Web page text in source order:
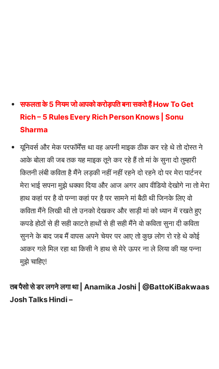
सफलता के 5 नियम जो आपको करोड़पति बना सकते हैं How To Get
Rich – 5 Rules Every Rich Person Knows | Sonu
Sharma
यूनिवर्स और मेक परफॉर्मेंस था वह अपनी माइक ठीक कर रहे थे तो दोस्त ने
आके बोला की जब तक यह माइक तूने कर रहे हैं तो मां के सुना दो तुम्हारी
कितनी लंबी कविता है मैंने लड़की नहीं नहीं रहने दो रहने दो पर मेरा पार्टनर
मेरा भाई सपना मुझे धक्का दिया और आज अगर आप वीडियो देखोगे ना तो मेरा
हाथ कहां पर है वो पन्ना कहां पर है पर सामने मां बैठी थी जिनके लिए वो
कविता मैंने लिखी थी तो उनको देखकर और साड़ी मां को ध्यान में रखते हुए
कपडे होठों से ही सही काटते हाथों से ही सही मैंने वो कविता सुना दी कविता
सुनने के बाद जब मैं वापस अपने चेयर पर आए तो कुछ लोग रो रहे थे कोई
आकर गले मिल रहा था किसी ने हाथ से मेरे ऊपर ना ले लिया की यह पन्ना
मुझे चाहिए!
तब पैसो से डर लगने लगा था | Anamika Joshi | ‪@BattoKiBakwaas‬
Josh Talks Hindi –